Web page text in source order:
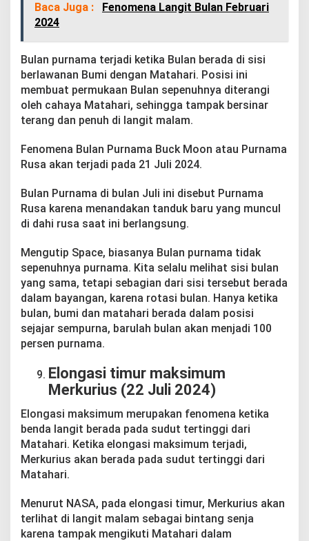
Baca Juga :
Fenomena Langit Bulan Februari
2024
Bulan purnama terjadi ketika Bulan berada di sisi
berlawanan Bumi dengan Matahari. Posisi ini
membuat permukaan Bulan sepenuhnya diterangi
oleh cahaya Matahari, sehingga tampak bersinar
terang dan penuh di langit malam.
Fenomena Bulan Purnama Buck Moon atau Purnama
Rusa akan terjadi pada 21 Juli 2024.
Bulan Purnama di bulan Juli ini disebut Purnama
Rusa karena menandakan tanduk baru yang muncul
di dahi rusa saat ini berlangsung.
Mengutip Space, biasanya Bulan purnama tidak
sepenuhnya purnama. Kita selalu melihat sisi bulan
yang sama, tetapi sebagian dari sisi tersebut berada
dalam bayangan, karena rotasi bulan. Hanya ketika
bulan, bumi dan matahari berada dalam posisi
sejajar sempurna, barulah bulan akan menjadi 100
persen purnama.
Elongasi timur maksimum
Merkurius (22 Juli 2024)
Elongasi maksimum merupakan fenomena ketika
benda langit berada pada sudut tertinggi dari
Matahari. Ketika elongasi maksimum terjadi,
Merkurius akan berada pada sudut tertinggi dari
Matahari.
Menurut NASA, pada elongasi timur, Merkurius akan
terlihat di langit malam sebagai bintang senja
karena tampak mengikuti Matahari dalam